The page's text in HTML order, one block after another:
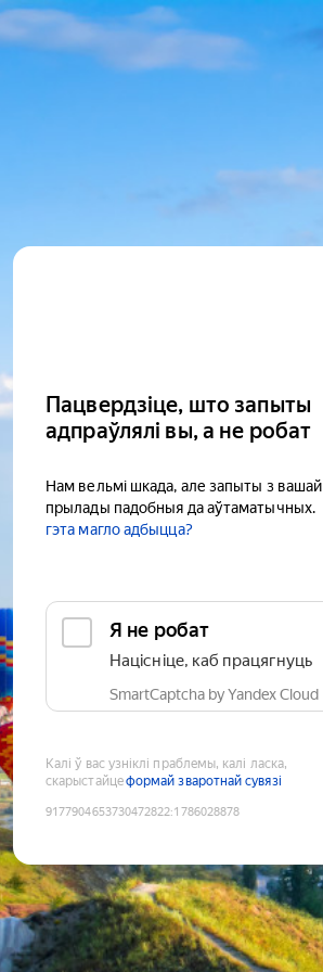
Пацвердзіце, што запыты
адпраўлялі вы, а не робат
Нам вельмі шкада, але запыты з вашай
прылады падобныя да аўтаматычных.
гэта магло адбыцца?
Я не робат
Націсніце, каб працягнуць
SmartCaptcha by Yandex Cloud
Калі ў вас узніклі праблемы, калі ласка,
скарыстайцеформай зваротнай сувязі
9177904653730472822:1786028878